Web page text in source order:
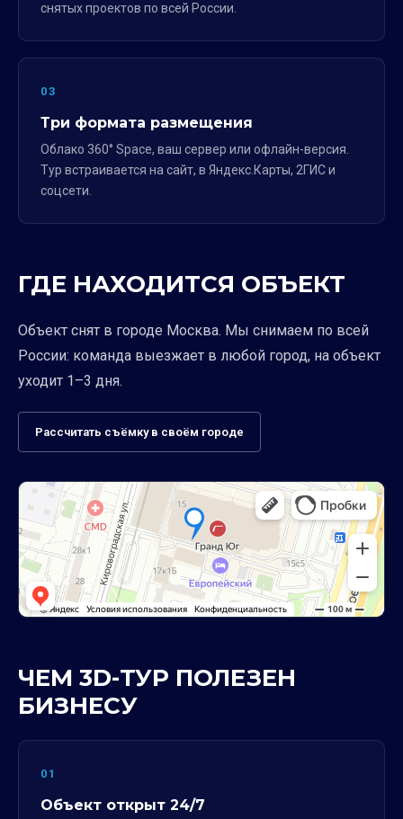
снятых проектов по всей России.
03
Три формата размещения
Облако 360° Space, ваш сервер или офлайн-версия.
Тур встраивается на сайт, в Яндекс.Карты, 2ГИС и
соцсети.
ГДЕ НАХОДИТСЯ ОБЪЕКТ
Объект снят в городе Москва. Мы снимаем по всей
России: команда выезжает в любой город, на объект
уходит 1–3 дня.
Рассчитать съёмку в своём городе
ЧЕМ 3D-ТУР ПОЛЕЗЕН
БИЗНЕСУ
01
Объект открыт 24/7